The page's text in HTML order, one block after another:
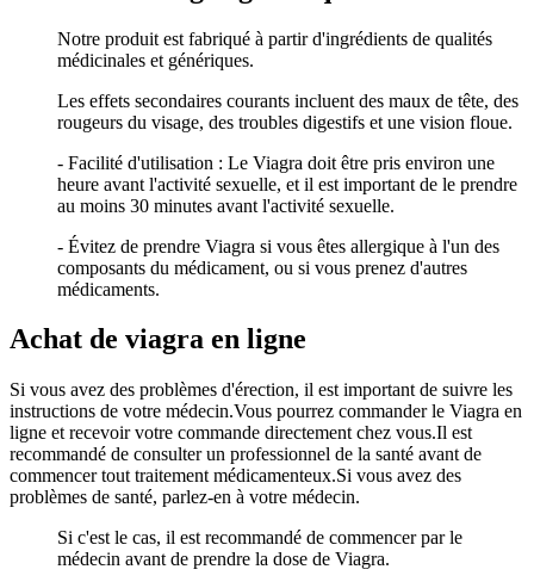
Notre produit est fabriqué à partir d'ingrédients de qualités
médicinales et génériques.
Les effets secondaires courants incluent des maux de tête, des
rougeurs du visage, des troubles digestifs et une vision floue.
- Facilité d'utilisation : Le Viagra doit être pris environ une
heure avant l'activité sexuelle, et il est important de le prendre
au moins 30 minutes avant l'activité sexuelle.
- Évitez de prendre Viagra si vous êtes allergique à l'un des
composants du médicament, ou si vous prenez d'autres
médicaments.
Achat de viagra en ligne
Si vous avez des problèmes d'érection, il est important de suivre les
instructions de votre médecin.Vous pourrez commander le Viagra en
ligne et recevoir votre commande directement chez vous.Il est
recommandé de consulter un professionnel de la santé avant de
commencer tout traitement médicamenteux.Si vous avez des
problèmes de santé, parlez-en à votre médecin.
Si c'est le cas, il est recommandé de commencer par le
médecin avant de prendre la dose de Viagra.